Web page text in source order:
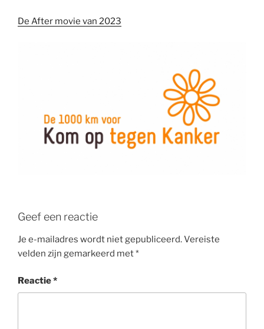
De After movie van 2023
Geef een reactie
Je e-mailadres wordt niet gepubliceerd.Vereiste
velden zijn gemarkeerd met*
Reactie*